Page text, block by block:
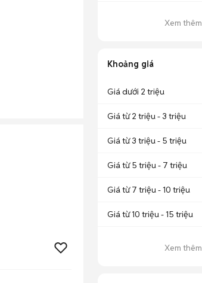
Xem thêm
Khoảng giá
Giá dưới 2 triệu
Giá từ 2 triệu - 3 triệu
Giá từ 3 triệu - 5 triệu
Giá từ 5 triệu - 7 triệu
Giá từ 7 triệu - 10 triệu
Giá từ 10 triệu - 15 triệu
Xem thêm